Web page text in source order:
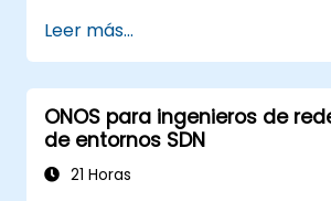
Instalar y proteger firewalls
configuración robusta de
red.
Monitorear y solucionar
rendimiento de la red.
Leer más...
ONOS para ingenieros de
de entornos SDN
21 Horas